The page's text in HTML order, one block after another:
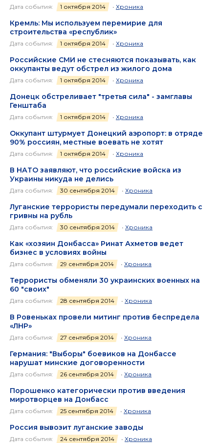
Дата события: 1 октября 2014 • Хроника
Кремль: Мы используем перемирие для
строительства «республик»
Дата события: 1 октября 2014 • Хроника
Российские СМИ не стесняются показывать, как
оккупанты ведут обстрел из жилого дома
Дата события: 1 октября 2014 • Хроника
Донецк обстреливает "третья сила" - замглавы
Генштаба
Дата события: 1 октября 2014 • Хроника
Оккупант штурмует Донецкий аэропорт: в отряде
90% россиян, местные воевать не хотят
Дата события: 1 октября 2014 • Хроника
В НАТО заявляют, что российские войска из
Украины никуда не делись
Дата события: 30 сентября 2014 • Хроника
Луганские террористы передумали переходить с
гривны на рубль
Дата события: 30 сентября 2014 • Хроника
Как «хозяин Донбасса» Ринат Ахметов ведет
бизнес в условиях войны
Дата события: 29 сентября 2014 • Хроника
Террористы обменяли 30 украинских военных на
60 "своих"
Дата события: 28 сентября 2014 • Хроника
В Ровеньках провели митинг против беспредела
«ЛНР»
Дата события: 27 сентября 2014 • Хроника
Германия: "Выборы" боевиков на Донбассе
нарушат минские договоренности
Дата события: 26 сентября 2014 • Хроника
Порошенко категорически против введения
миротворцев на Донбасс
Дата события: 25 сентября 2014 • Хроника
Россия вывозит луганские заводы
Дата события: 24 сентября 2014 • Хроника